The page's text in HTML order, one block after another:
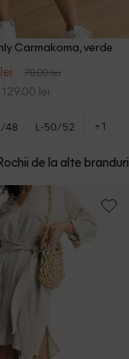
Carmakoma, verde
78.00 lei
129.00 lei
48 L-50/52 +1
de la alte branduri